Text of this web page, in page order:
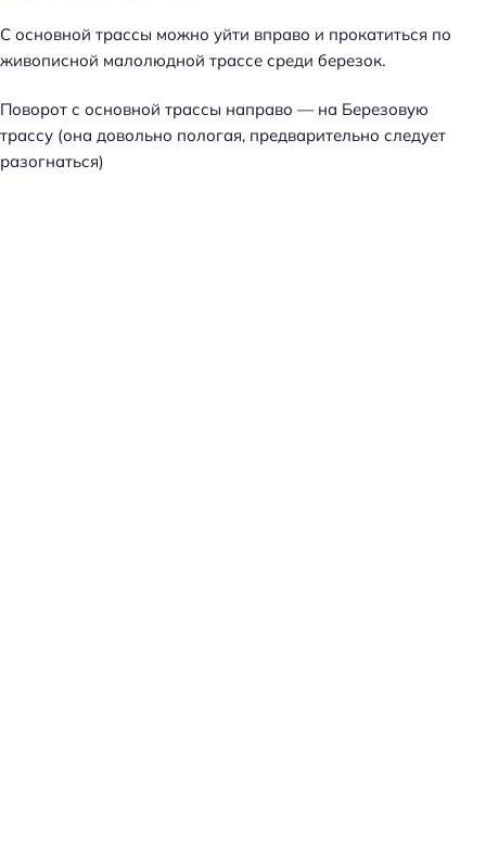
С основной трассы можно уйти вправо и прокатиться по
живописной малолюдной трассе среди березок.
Поворот с основной трассы направо — на Березовую
трассу (она довольно пологая, предварительно следует
разогнаться)